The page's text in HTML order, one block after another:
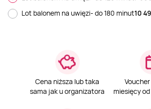
Weekend w SPA
Masaż klasyczny
Pojazdy
Fitness
Kurs żeglarski
Lot balonem na uwięzi- do 180 minut10
Cena niższa lub taka
sama jak u organizatora
miesięcy